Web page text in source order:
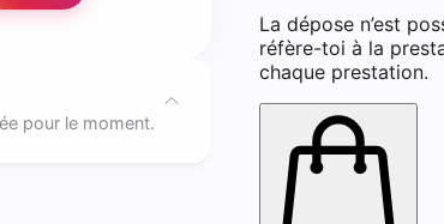
pour le moment.
La dépose n’est
réfère-toi à la
chaque prestation.